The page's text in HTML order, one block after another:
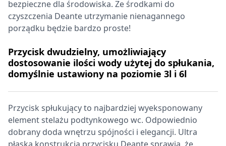
bezpieczne dla środowiska. Ze środkami do
czyszczenia Deante utrzymanie nienagannego
porządku będzie bardzo proste!
Przycisk dwudzielny, umożliwiający
dostosowanie ilości wody użytej do spłukania,
domyślnie ustawiony na poziomie 3l i 6l
Przycisk spłukujący to najbardziej wyeksponowany
element stelażu podtynkowego wc. Odpowiednio
dobrany doda wnętrzu spójności i elegancji. Ultra